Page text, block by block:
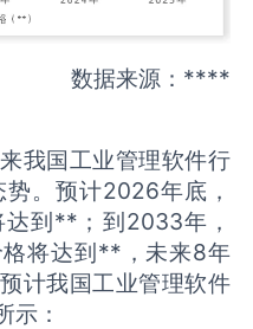
数据来源：****
我国工业管理软件行
。预计2026年底，
到**；到2033年，
将达到**，未来8年
计我国工业管理软件
示：